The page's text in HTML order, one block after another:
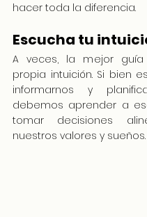
hacer toda la diferencia.
Escucha tu
A veces, la mejor
propia intuición. Si bien
informarnos y
debemos aprender a
tomar decisiones
nuestros valores y sueños.